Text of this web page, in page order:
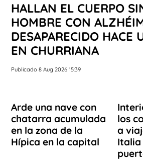
HALLAN EL CUERPO
HOMBRE CON
DESAPARECIDO HACE
EN CHURRIANA
Publicado 8 Aug 2026 15:39
Arde una nave con
chatarra acumulada
en la zona de la
Hípica en la capital
los
a
Italia